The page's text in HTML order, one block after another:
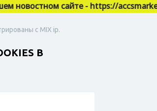
сайте - https://
с MIX ip.
В